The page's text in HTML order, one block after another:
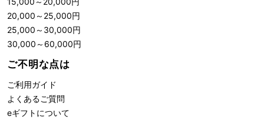
20,000 ～ 25,000円
25,000 ～ 30,000円
30,000 ～ 60,000円
ご不明な点は
ご利用ガイド
よくあるご質問
eギフトについて